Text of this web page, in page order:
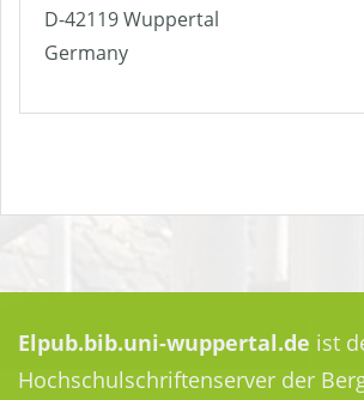
D-42119 Wuppertal
Germany
Elpub.bib.uni-wuppertal.de ist
Hochschulschriftenserver der